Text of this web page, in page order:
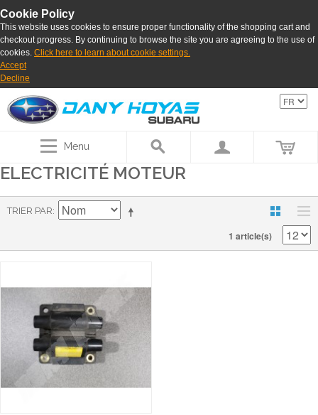
Cookie Policy
This website uses cookies to ensure proper functionality of the shopping cart and
checkout progress. By continuing to browse the site you are agreeing to the use of
cookies. Click here to learn about cookie settings.
Accept
Decline
Menu
ELECTRICITÉ MOTEUR
TRIER PAR
1 article(s)